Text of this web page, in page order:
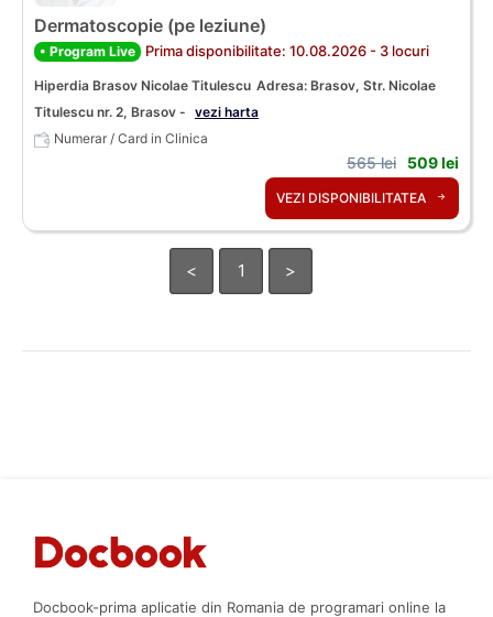
Dermatoscopie (pe leziune)
• Program Live Prima disponibilitate: 10.08.2026 - 3 locuri
Hiperdia Brasov Nicolae Titulescu Adresa: Brasov, Str. Nicolae
Titulescu nr. 2, Brasov - vezi harta
Numerar / Card in Clinica
565 lei 509 lei
VEZI DISPONIBILITATEA
< 1 >
Docbook-prima aplicatie din Romania de programari online la